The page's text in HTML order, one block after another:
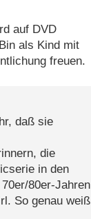
auf DVD
als Kind mit
freuen.
daß sie
die
in den
80er-Jahren
So genau weiß